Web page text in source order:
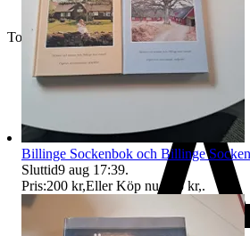
Toppsäljare
Billinge Sockenbok och Billinge
Sluttid9 aug 17:39.
Pris:200 kr,Eller Köp nu 225 kr,.